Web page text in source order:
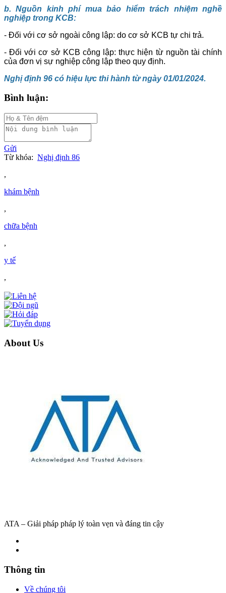
b. Nguồn kinh phí mua bảo hiểm trách nhiệm nghề
nghiệp trong KCB:
- Đối với cơ sở ngoài công lập: do cơ sở KCB tự chi trả.
- Đối với cơ sở KCB công lập: thực hiện từ nguồn tài chính
của đơn vị sự nghiệp công lập theo quy định.
Nghị định 96 có hiệu lực thi hành từ ngày 01/01/2024.
Bình luận:
Gửi
Từ khóa: Nghị định 86
,
khám bệnh
,
chữa bệnh
,
y tế
,
About Us
ATA – Giải pháp pháp lý toàn vẹn và đáng tin cậy
Thông tin
Về chúng tôi